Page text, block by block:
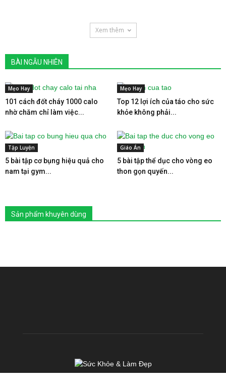
Xem thêm
BÀI NGẪU NHIÊN
Mẹo Hay
101 cách đốt cháy 1000 calo
nhờ chăm chỉ làm việc...
Mẹo Hay
Top 12 lợi ích của táo cho sức
khỏe không phải...
Tập Luyện
5 bài tập cơ bụng hiệu quả cho
nam tại gym...
Giáo Án
5 bài tập thể dục cho vòng eo
thon gọn quyến...
Sản phẩm khuyên dùng